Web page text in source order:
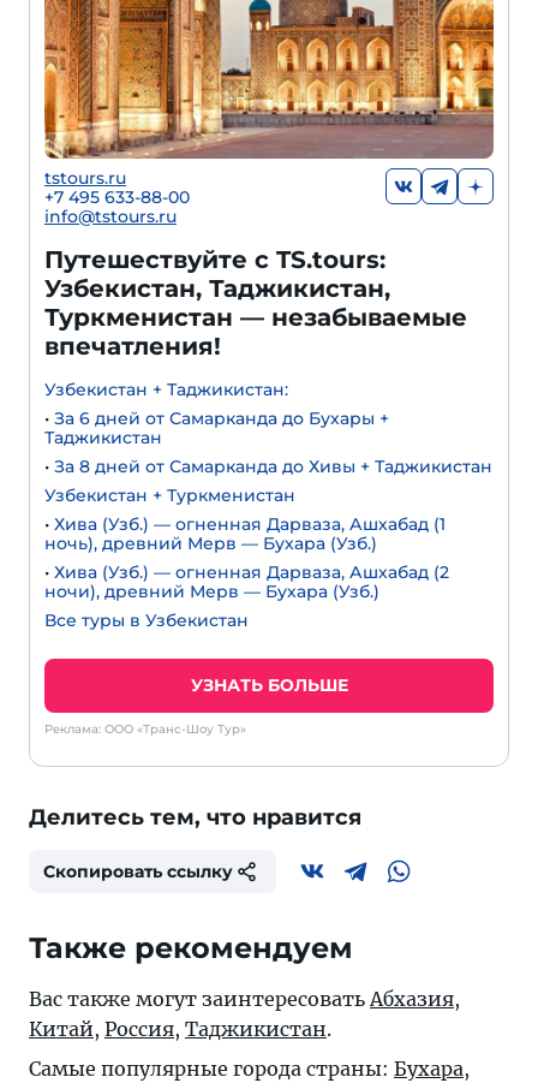
tstours.ru
+7 495 633-88-00
info@tstours.ru
Путешествуйте с TS.tours:
Узбекистан, Таджикистан,
Туркменистан — незабываемые
впечатления!
Узбекистан + Таджикистан:
• За 6 дней от Самарканда до Бухары +
Таджикистан
• За 8 дней от Самарканда до Хивы + Таджикистан
Узбекистан + Туркменистан
• Хива (Узб.) — огненная Дарваза, Ашхабад (1
ночь), древний Мерв — Бухара (Узб.)
• Хива (Узб.) — огненная Дарваза, Ашхабад (2
ночи), древний Мерв — Бухара (Узб.)
Все туры в Узбекистан
УЗНАТЬ БОЛЬШЕ
Реклама: ООО «Транс-Шоу Тур»
Делитесь тем, что нравится
Скопировать ссылку
Также рекомендуем
Вас также могут заинтересоватьАбхазия,
Китай, Россия, Таджикистан.
Самые популярные города страны: Бухара,